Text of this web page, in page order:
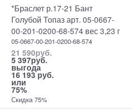
*Браслет р.17-21 Бант
Голубой Топаз арт. 05-0667-
00-201-0200-68-574 вес 3,23 г
05-0667-00-201-0200-68-574
21 590руб.
5 397руб.
выгода
16 193 руб.
или
75%
Скидка 75%